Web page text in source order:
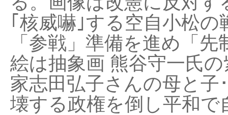
｢核威嚇｣する空自小松
「参戦」準備を進め「
絵は抽象画 熊谷守一氏
家志田弘子さんの母と子
壊する政権を倒し平和